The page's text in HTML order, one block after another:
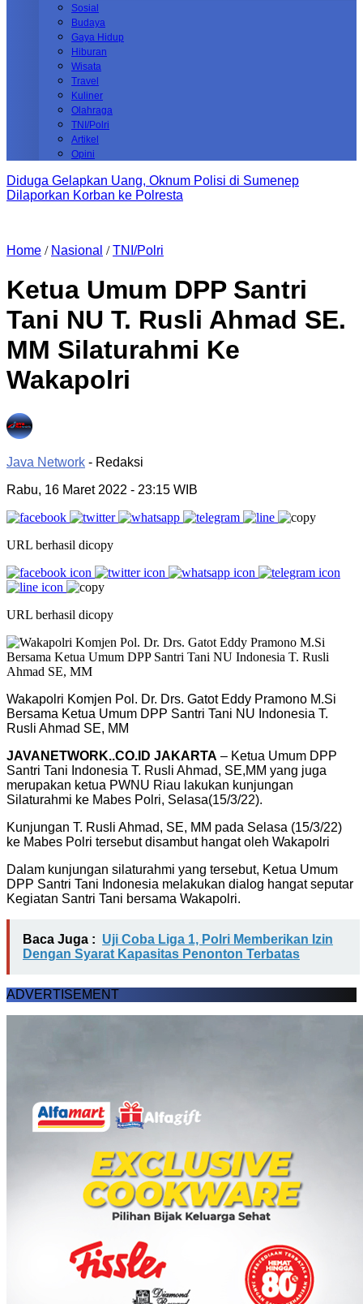
Sosial
Budaya
Gaya Hidup
Hiburan
Wisata
Travel
Kuliner
Olahraga
TNI/Polri
Artikel
Opini
Diduga Gelapkan Uang, Oknum Polisi di Sumenep
Dilaporkan Korban ke Polresta
Home / Nasional /TNI/Polri
Ketua Umum DPP Santri
Tani NU T. Rusli Ahmad SE.
MM Silaturahmi Ke
Wakapolri
Java Network - Redaksi
Rabu, 16 Maret 2022 - 23:15 WIB
URL berhasil dicopy
URL berhasil dicopy
Wakapolri Komjen Pol. Dr. Drs. Gatot Eddy Pramono M.Si
Bersama Ketua Umum DPP Santri Tani NU Indonesia T.
Rusli Ahmad SE, MM
JAVANETWORK..CO.ID JAKARTA – Ketua Umum DPP
Santri Tani Indonesia T. Rusli Ahmad, SE,MM yang juga
merupakan ketua PWNU Riau lakukan kunjungan
Silaturahmi ke Mabes Polri, Selasa(15/3/22).
Kunjungan T. Rusli Ahmad, SE, MM pada Selasa (15/3/22)
ke Mabes Polri tersebut disambut hangat oleh Wakapolri
Dalam kunjungan silaturahmi yang tersebut, Ketua Umum
DPP Santri Tani Indonesia melakukan dialog hangat seputar
Kegiatan Santri Tani bersama Wakapolri.
Baca Juga : Uji Coba Liga 1, Polri Memberikan Izin
Dengan Syarat Kapasitas Penonton Terbatas
ADVERTISEMENT